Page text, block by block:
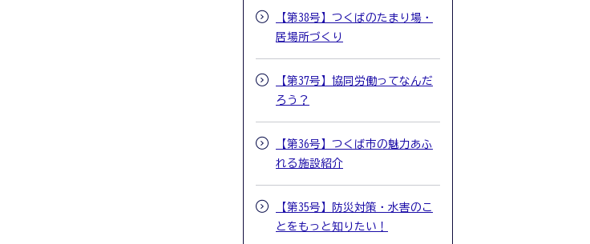
【第38号】つくばのたまり場・
居場所づくり
【第37号】協同労働ってなんだ
ろう？
【第36号】つくば市の魅力あふ
れる施設紹介
【第35号】防災対策・水害のこ
とをもっと知りたい！